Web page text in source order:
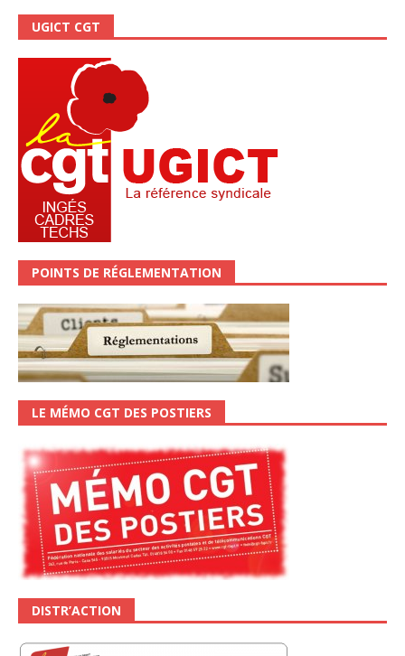
UGICT CGT
POINTS DE RÉGLEMENTATION
LE MÉMO CGT DES POSTIERS
DISTR’ACTION